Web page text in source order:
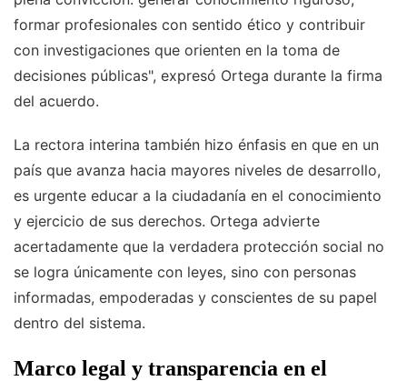
formar profesionales con sentido ético y contribuir
con investigaciones que orienten en la toma de
decisiones públicas", expresó Ortega durante la firma
del acuerdo.
La rectora interina también hizo énfasis en que en un
país que avanza hacia mayores niveles de desarrollo,
es urgente educar a la ciudadanía en el conocimiento
y ejercicio de sus derechos. Ortega advierte
acertadamente que la verdadera protección social no
se logra únicamente con leyes, sino con personas
informadas, empoderadas y conscientes de su papel
dentro del sistema.
Marco legal y transparencia en el